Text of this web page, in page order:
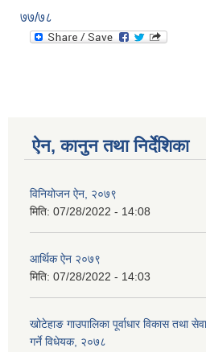
७७/७८
ऐन, कानुन तथा निर्देशिका
विनियोजन ऐन, २०७९
मिति: 07/28/2022 - 14:08
आर्थिक ऐन २०७९
मिति: 07/28/2022 - 14:03
खोटेहाङ गाउपालिका पूर्वाधार विकास तथा
गर्ने विधेयक, २०७८